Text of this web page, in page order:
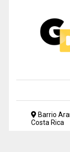
Barrio
Costa Rica